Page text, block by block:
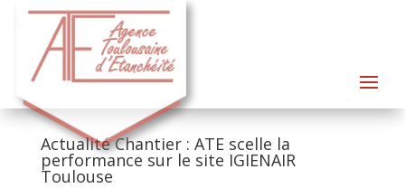
Actualité Chantier : ATE scelle la
performance sur le site IGIENAIR
Toulouse